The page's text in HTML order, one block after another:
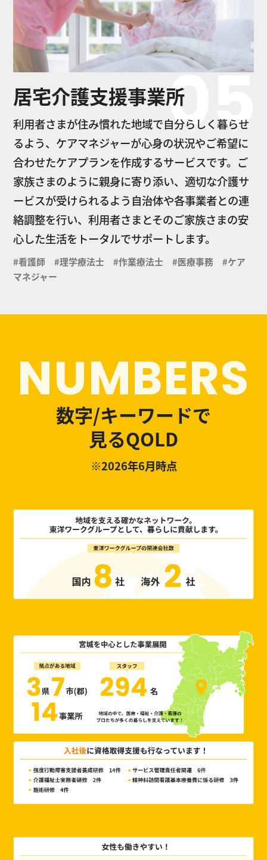
05
居宅介護支援事業所
利用者さまが住み慣れた地域で自分らしく暮らせ
るよう、ケアマネジャーが心身の状況やご希望に
合わせたケアプランを作成するサービスです。ご
家族さまのように親身に寄り添い、適切な介護サ
ービスが受けられるよう自治体や各事業者との連
絡調整を行い、利用者さまとそのご家族さまの安
心した生活をトータルでサポートします。
#看護師 #理学療法士 #作業療法士 #医療事務 #ケア
マネジャー
NUMBERS
数字/キーワードで
見るQOLD
※2026年6月時点